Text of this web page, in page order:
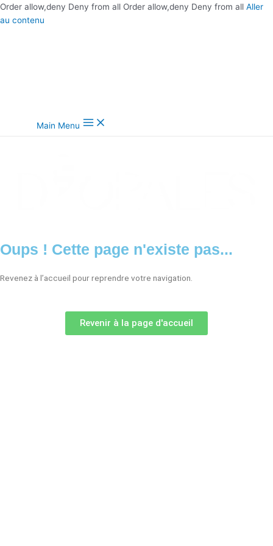
Order allow,deny Deny from all Order allow,deny Deny from all Aller
au contenu
Main Menu
Oups ! Cette page n'existe pas...
Revenez à l’accueil pour reprendre votre navigation.
Revenir à la page d'accueil